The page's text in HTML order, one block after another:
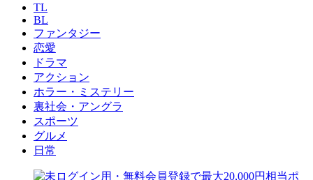
TL
BL
ファンタジー
恋愛
ドラマ
アクション
ホラー・ミステリー
裏社会・アングラ
スポーツ
グルメ
日常